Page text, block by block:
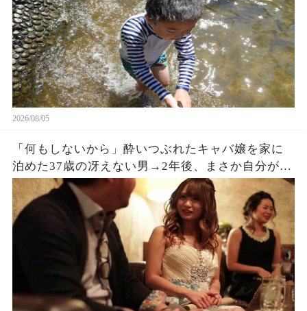
2026/08/05
「何もしないから」酔いつぶれたキャバ嬢を家に
泊めた37歳の冴えない男→2年後、まさか自分がこ
うなるとは思っていなかった